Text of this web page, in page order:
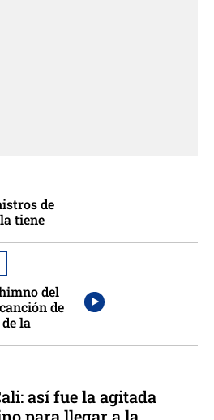
de
tiene
del
de
la
así fue la agitada